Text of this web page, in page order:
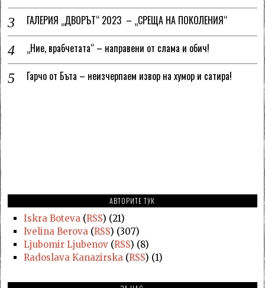
ГАЛЕРИЯ „ДВОРЪТ“ 2023 – „СРЕЩА НА ПОКОЛЕНИЯ“
„Ние, врабчетата“ – направени от слама и обич!
Гарчо от Бъта – неизчерпаем извор на хумор и сатира!
АВТОРИТЕ ТУК
Iskra Boteva (RSS) (21)
Ivelina Berova (RSS) (307)
Ljubomir Ljubenov(RSS) (8)
Radoslava Kanazirska (RSS) (1)